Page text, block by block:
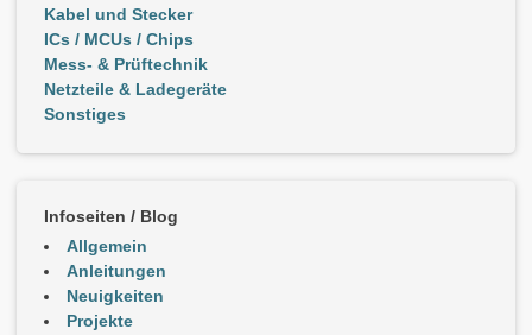
Kabel und Stecker
ICs / MCUs / Chips
Mess- & Prüftechnik
Netzteile & Ladegeräte
Sonstiges
Infoseiten / Blog
Allgemein
Anleitungen
Neuigkeiten
Projekte